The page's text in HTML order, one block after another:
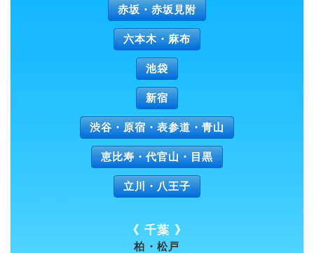
赤坂・赤坂見附
六本木・麻布
池袋
新宿
渋谷・原宿・表参道・青山
恵比寿・代官山・目黒
立川・八王子
《 千葉 》
柏・松戸